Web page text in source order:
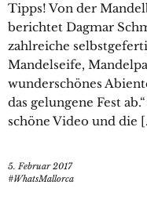
Tipps! Von der
berichtet Dagmar
zahlreiche
Mandelseife,
wunderschönes
das gelungene Fest
schöne Video und die
5. Februar 2017
#WhatsMallorca